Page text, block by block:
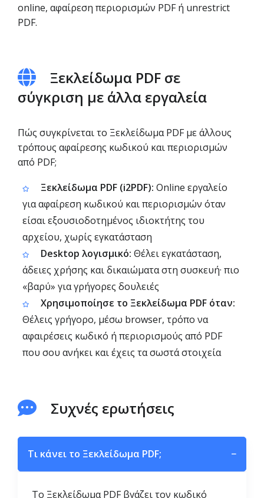
online, αφαίρεση περιορισμών PDF ή unrestrict
PDF.
Ξεκλείδωμα PDF σε
σύγκριση με άλλα εργαλεία
Πώς συγκρίνεται το Ξεκλείδωμα PDF με άλλους
τρόπους αφαίρεσης κωδικού και περιορισμών
από PDF;
Ξεκλείδωμα PDF (i2PDF): Online εργαλείο
για αφαίρεση κωδικού και περιορισμών όταν
είσαι εξουσιοδοτημένος ιδιοκτήτης του
αρχείου, χωρίς εγκατάσταση
Desktop λογισμικό: Θέλει εγκατάσταση,
άδειες χρήσης και δικαιώματα στη συσκευή· πιο
«βαρύ» για γρήγορες δουλειές
Χρησιμοποίησε το Ξεκλείδωμα PDF όταν:
Θέλεις γρήγορο, μέσω browser, τρόπο να
αφαιρέσεις κωδικό ή περιορισμούς από PDF
που σου ανήκει και έχεις τα σωστά στοιχεία
Συχνές ερωτήσεις
Τι κάνει το Ξεκλείδωμα PDF; −
Το Ξεκλείδωμα PDF βγάζει τον κωδικό